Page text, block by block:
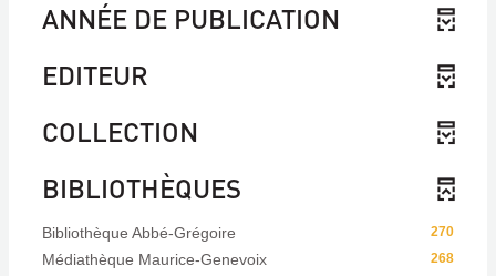
ANNÉE DE PUBLICATION
EDITEUR
COLLECTION
BIBLIOTHÈQUES
270
Bibliothèque Abbé-Grégoire
268
Médiathèque Maurice-Genevoix